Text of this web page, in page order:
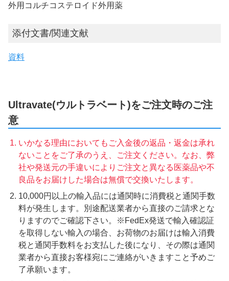
外用コルチコステロイド外用薬
添付文書/関連文献
資料
Ultravate(ウルトラベート)をご注文時のご注
意
いかなる理由においてもご入金後の返品・返金は承れ
ないことをご了承のうえ、ご注文ください。なお、弊
社や発送元の手違いによりご注文と異なる医薬品や不
良品をお届けした場合は無償で交換いたします。
10,000円以上の輸入品には通関時に消費税と通関手数
料が発生します。別途配送業者から直接のご請求とな
りますのでご確認下さい。※FedEx発送で輸入確認証
を取得しない輸入の場合、お荷物のお届けは輸入消費
税と通関手数料をお支払した後になり、その際は通関
業者から直接お客様宛にご連絡がいきますこと予めご
了承願います。